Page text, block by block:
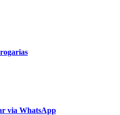
via WhatsApp